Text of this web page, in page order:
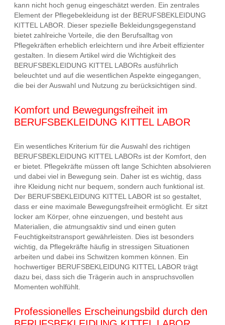
kann nicht hoch genug eingeschätzt werden. Ein zentrales
Element der Pflegebekleidung ist der BERUFSBEKLEIDUNG
KITTEL LABOR. Dieser spezielle Bekleidungsgegenstand
bietet zahlreiche Vorteile, die den Berufsalltag von
Pflegekräften erheblich erleichtern und ihre Arbeit effizienter
gestalten. In diesem Artikel wird die Wichtigkeit des
BERUFSBEKLEIDUNG KITTEL LABORs ausführlich
beleuchtet und auf die wesentlichen Aspekte eingegangen,
die bei der Auswahl und Nutzung zu berücksichtigen sind.
Komfort und Bewegungsfreiheit im
BERUFSBEKLEIDUNG KITTEL LABOR
Ein wesentliches Kriterium für die Auswahl des richtigen
BERUFSBEKLEIDUNG KITTEL LABORs ist der Komfort, den
er bietet. Pflegekräfte müssen oft lange Schichten absolvieren
und dabei viel in Bewegung sein. Daher ist es wichtig, dass
ihre Kleidung nicht nur bequem, sondern auch funktional ist.
Der BERUFSBEKLEIDUNG KITTEL LABOR ist so gestaltet,
dass er eine maximale Bewegungsfreiheit ermöglicht. Er sitzt
locker am Körper, ohne einzuengen, und besteht aus
Materialien, die atmungsaktiv sind und einen guten
Feuchtigkeitstransport gewährleisten. Dies ist besonders
wichtig, da Pflegekräfte häufig in stressigen Situationen
arbeiten und dabei ins Schwitzen kommen können. Ein
hochwertiger BERUFSBEKLEIDUNG KITTEL LABOR trägt
dazu bei, dass sich die Trägerin auch in anspruchsvollen
Momenten wohlfühlt.
Professionelles Erscheinungsbild durch den